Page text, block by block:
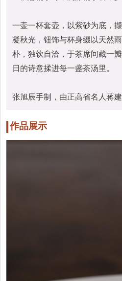
一壶一杯套壶，以紫砂为底，
凝秋光，钮饰与杯身缀以天然
朴，独饮自洽，于茶席间藏一
日的诗意揉进每一盏茶汤里。
张旭辰手制，由正高省名人蒋
作品展示